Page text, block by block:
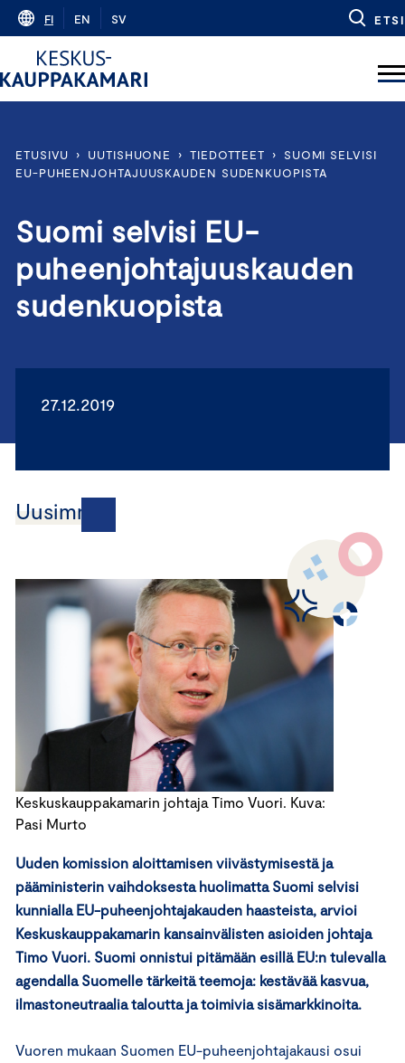
Skip
content
FI EN SV ETSI
ETUSIVU › UUTISHUONE › TIEDOTTEET ›
SUOMI SELVISI
EU-PUHEENJOHTAJUUSKAUDEN SUDENKUOPISTA
Suomi selvisi EU-
puheenjohtajuuskauden
sudenkuopista
27.12.2019
Uusimmat
Keskuskauppakamarin johtaja Timo Vuori. Kuva:
Pasi Murto
Uuden komission aloittamisen viivästymisestä ja
pääministerin vaihdoksesta huolimatta Suomi selvisi
kunnialla EU-puheenjohtajakauden haasteista, arvioi
Keskuskauppakamarin kansainvälisten asioiden johtaja
Timo Vuori. Suomi onnistui pitämään esillä EU:n tulevalla
agendalla Suomelle tärkeitä teemoja: kestävää kasvua,
ilmastoneutraalia taloutta ja toimivia sisämarkkinoita.
Vuoren mukaan Suomen EU-puheenjohtajakausi osui